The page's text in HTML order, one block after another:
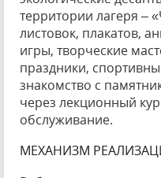
территории лагеря –
листовок, плакатов,
игры, творческие
праздники,
знакомство с
через лекционный
обслуживание.
МЕХАНИЗМ